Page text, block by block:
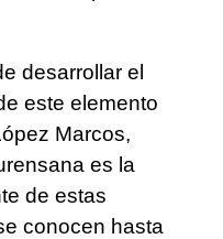
desarrollar el
este elemento
Marcos,
es la
de estas
conocen hasta